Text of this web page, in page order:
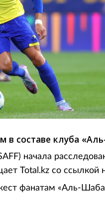
составе клуба
начала
Total.kz со ссылкой
фанатам «Аль-